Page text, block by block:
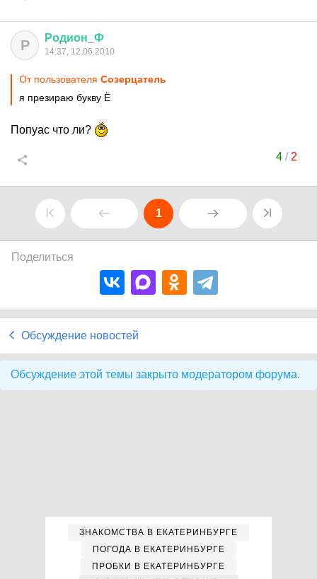
Р Родион Ф
14:37, 12.06.2010
От пользователя Созерцатель
я презираю букву Ё
Попуас что ли?
4/ 2
1
Поделиться
Обсуждение новостей
Обсуждение этой темы закрыто модератором форума.
ЗНАКОМСТВА В ЕКАТЕРИНБУРГЕ
ПОГОДА В ЕКАТЕРИНБУРГЕ
ПРОБКИ В ЕКАТЕРИНБУРГЕ